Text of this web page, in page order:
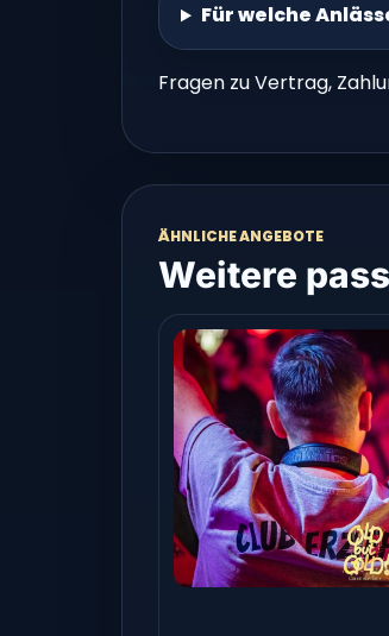
Für welche
Fragen zu Vertrag,
ÄHNLICHE ANGEBOTE
Weitere